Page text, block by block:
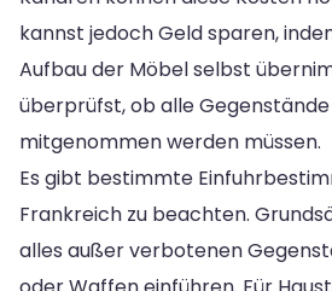
kannst jedoch Geld sparen,
Aufbau der Möbel selbst
überprüfst, ob alle
mitgenommen werden müssen.
Es gibt bestimmte
Frankreich zu beachten.
alles außer verbotenen